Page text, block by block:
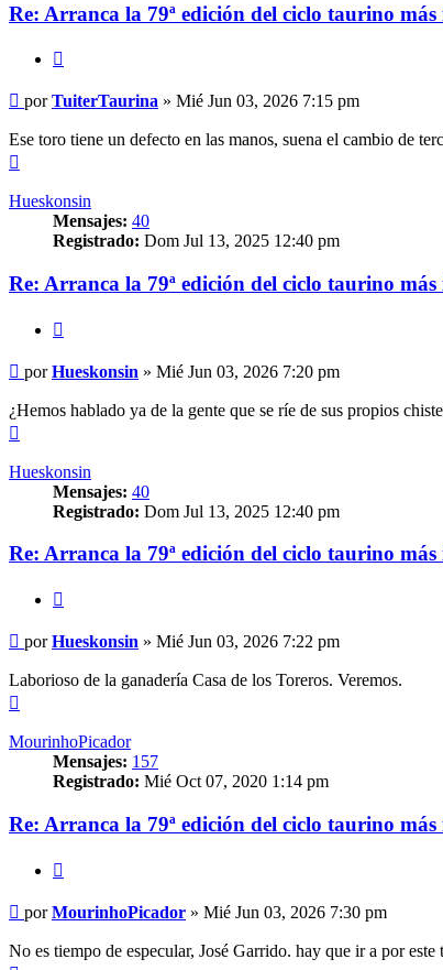
Re: Arranca la 79ª edición del ciclo taurino
Mensaje
porTuiterTaurina » Mié Jun 03, 2026 7:15 pm
Ese toro tiene un defecto en las manos, suena el cambio de
Hueskonsin
Mensajes: 40
Registrado: Dom Jul 13, 2025 12:40 pm
Re: Arranca la 79ª edición del ciclo taurino
Mensaje
porHueskonsin » Mié Jun 03, 2026 7:20 pm
¿Hemos hablado ya de la gente que se ríe de sus propios
Hueskonsin
Mensajes: 40
Registrado: Dom Jul 13, 2025 12:40 pm
Re: Arranca la 79ª edición del ciclo taurino
Mensaje
porHueskonsin » Mié Jun 03, 2026 7:22 pm
Laborioso de la ganadería Casa de los Toreros. Veremos.
MourinhoPicador
Mensajes: 157
Registrado: Mié Oct 07, 2020 1:14 pm
Re: Arranca la 79ª edición del ciclo taurino
Mensaje
porMourinhoPicador » Mié Jun 03, 2026 7:30 pm
No es tiempo de especular, José Garrido. hay que ir a por